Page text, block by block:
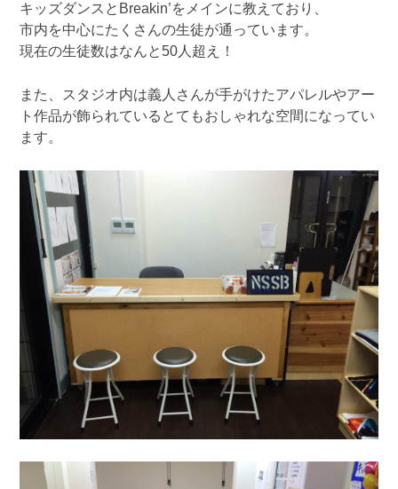
キッズダンスとBreakin’をメインに教えており、
市内を中心にたくさんの生徒が通っています。
現在の生徒数はなんと50人超え！
また、スタジオ内は義人さんが手がけたアパレルやアー
ト作品が飾られているとてもおしゃれな空間になってい
ます。